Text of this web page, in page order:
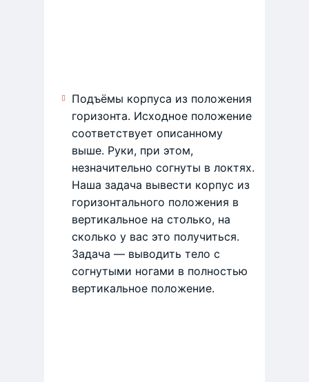
Подъёмы корпуса из положения
горизонта. Исходное положение
соответствует описанному
выше. Руки, при этом,
незначительно согнуты в локтях.
Наша задача вывести корпус из
горизонтального положения в
вертикальное на столько, на
сколько у вас это получиться.
Задача — выводить тело с
согнутыми ногами в полностью
вертикальное положение.